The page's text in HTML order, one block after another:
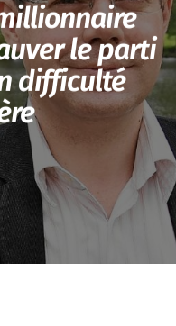
le parti
difficulté